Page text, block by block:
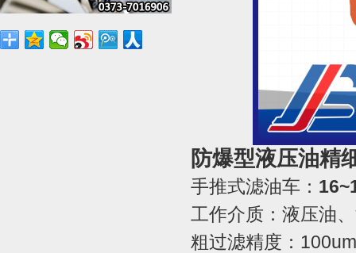
防爆型液压油精
手推式滤油车 ：
工作介质：液压油
粗过滤精度：100um